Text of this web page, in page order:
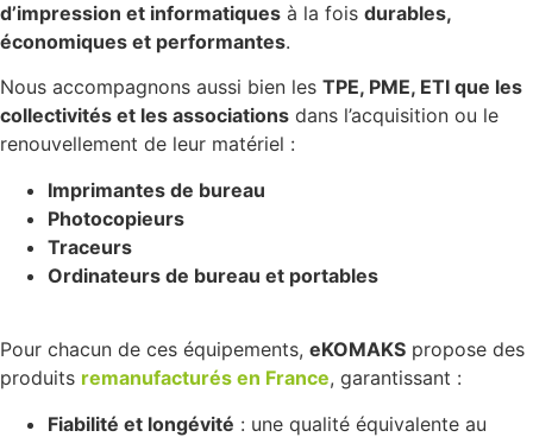
d’impression et informatiques à la fois durables,
économiques et performantes.
Nous accompagnons aussi bien les TPE, PME, ETI que les
collectivités et les associations dans l’acquisition ou le
renouvellement de leur matériel :
Imprimantes de bureau
Photocopieurs
Traceurs
Ordinateurs de bureau et portables
Pour chacun de ces équipements, eKOMAKS propose des
produits remanufacturés en France, garantissant :
Fiabilité et longévité : une qualité équivalente au